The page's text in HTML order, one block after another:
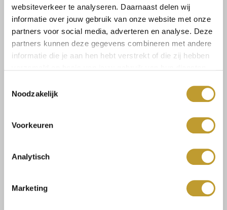
websiteverkeer te analyseren. Daarnaast delen wij
informatie over jouw gebruik van onze website met onze
partners voor social media, adverteren en analyse. Deze
partners kunnen deze gegevens combineren met andere
informatie die je aan hen hebt verstrekt of die zij hebben
Noodzakelijk
Voorkeuren
Analytisch
Marketing
1SIZE
Zum Warenkorb hinzufügen
Size guide
Versandkosten und